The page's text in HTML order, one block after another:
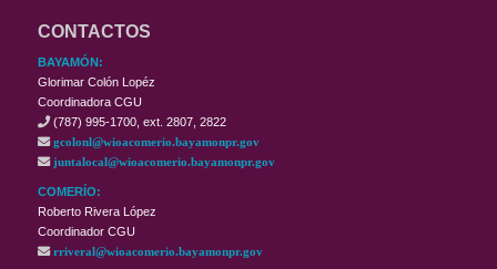
CONTACTOS
BAYAMÓN:
Glorimar Colón Lopéz
Coordinadora CGU
(787) 995-1700, ext. 2807, 2822
gcolonl@wioacomerio.bayamonpr.gov
juntalocal@wioacomerio.bayamonpr.gov
COMERÍO:
Roberto Rivera López
Coordinador CGU
rriveral@wioacomerio.bayamonpr.gov